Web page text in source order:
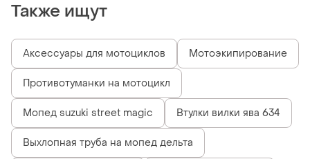
Также ищут
Аксессуары для мотоциклов Мотоэкипирование
Противотуманки на мотоцикл
Мопед suzuki street magic Втулки вилки ява 634
Выхлопная труба на мопед дельта